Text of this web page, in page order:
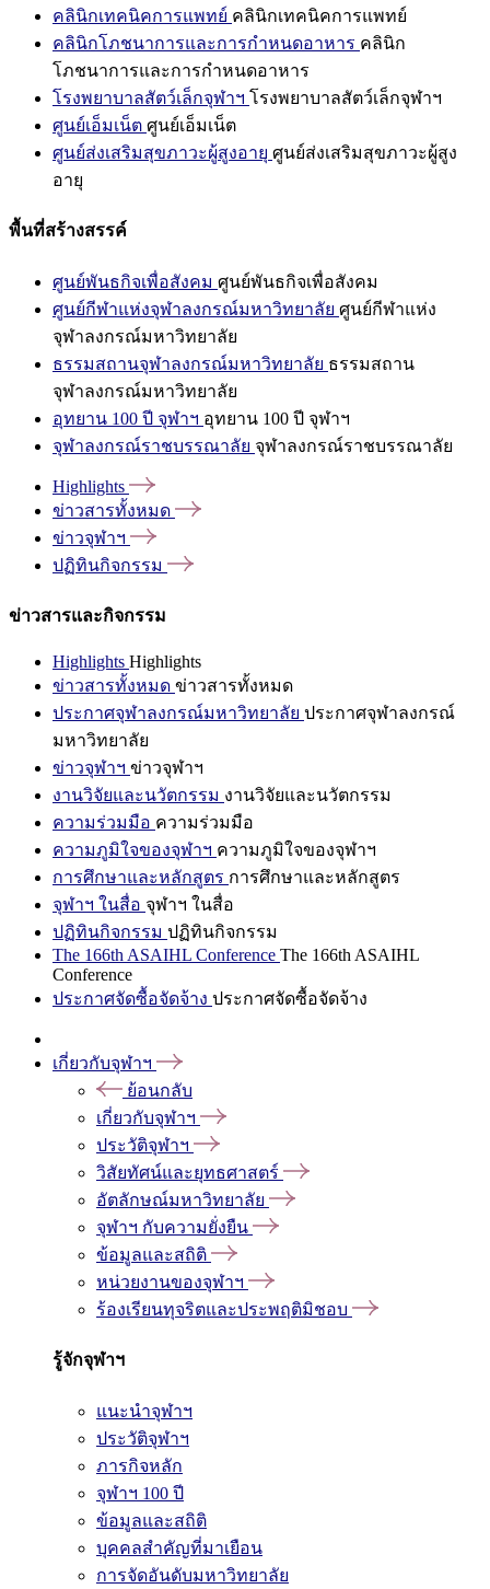
คลินิกเทคนิคการแพทย์ คลินิกเทคนิคการแพทย์
คลินิกโภชนาการและการกำหนดอาหาร คลินิก
โภชนาการและการกำหนดอาหาร
โรงพยาบาลสัตว์เล็กจุฬาฯ โรงพยาบาลสัตว์เล็กจุฬาฯ
ศูนย์เอ็มเน็ต ศูนย์เอ็มเน็ต
ศูนย์ส่งเสริมสุขภาวะผู้สูงอายุ ศูนย์ส่งเสริมสุขภาวะผู้สูง
อายุ
พื้นที่สร้างสรรค์
ศูนย์พันธกิจเพื่อสังคม ศูนย์พันธกิจเพื่อสังคม
ศูนย์กีฬาแห่งจุฬาลงกรณ์มหาวิทยาลัย ศูนย์กีฬาแห่ง
จุฬาลงกรณ์มหาวิทยาลัย
ธรรมสถานจุฬาลงกรณ์มหาวิทยาลัย ธรรมสถาน
จุฬาลงกรณ์มหาวิทยาลัย
อุทยาน 100 ปี จุฬาฯ อุทยาน 100 ปี จุฬาฯ
จุฬาลงกรณ์ราชบรรณาลัย จุฬาลงกรณ์ราชบรรณาลัย
Highlights
ข่าวสารทั้งหมด
ข่าวจุฬาฯ
ปฏิทินกิจกรรม
ข่าวสารและกิจกรรม
Highlights Highlights
ข่าวสารทั้งหมด ข่าวสารทั้งหมด
ประกาศจุฬาลงกรณ์มหาวิทยาลัย ประกาศจุฬาลงกรณ์
มหาวิทยาลัย
ข่าวจุฬาฯ ข่าวจุฬาฯ
งานวิจัยและนวัตกรรม งานวิจัยและนวัตกรรม
ความร่วมมือ ความร่วมมือ
ความภูมิใจของจุฬาฯ ความภูมิใจของจุฬาฯ
การศึกษาและหลักสูตร การศึกษาและหลักสูตร
จุฬาฯ ในสื่อ จุฬาฯ ในสื่อ
ปฏิทินกิจกรรม ปฏิทินกิจกรรม
The 166th ASAIHL Conference The 166th ASAIHL
Conference
ประกาศจัดซื้อจัดจ้าง ประกาศจัดซื้อจัดจ้าง
เกี่ยวกับจุฬาฯ
ย้อนกลับ
เกี่ยวกับจุฬาฯ
ประวัติจุฬาฯ
วิสัยทัศน์และยุทธศาสตร์
อัตลักษณ์มหาวิทยาลัย
จุฬาฯ กับความยั่งยืน
ข้อมูลและสถิติ
หน่วยงานของจุฬาฯ
ร้องเรียนทุจริตและประพฤติมิชอบ
รู้จักจุฬาฯ
แนะนำจุฬาฯ
ประวัติจุฬาฯ
ภารกิจหลัก
จุฬาฯ 100 ปี
ข้อมูลและสถิติ
บุคคลสำคัญที่มาเยือน
การจัดอันดับมหาวิทยาลัย